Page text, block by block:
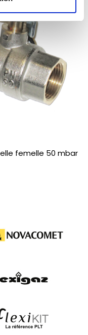
femelle 50 mbar